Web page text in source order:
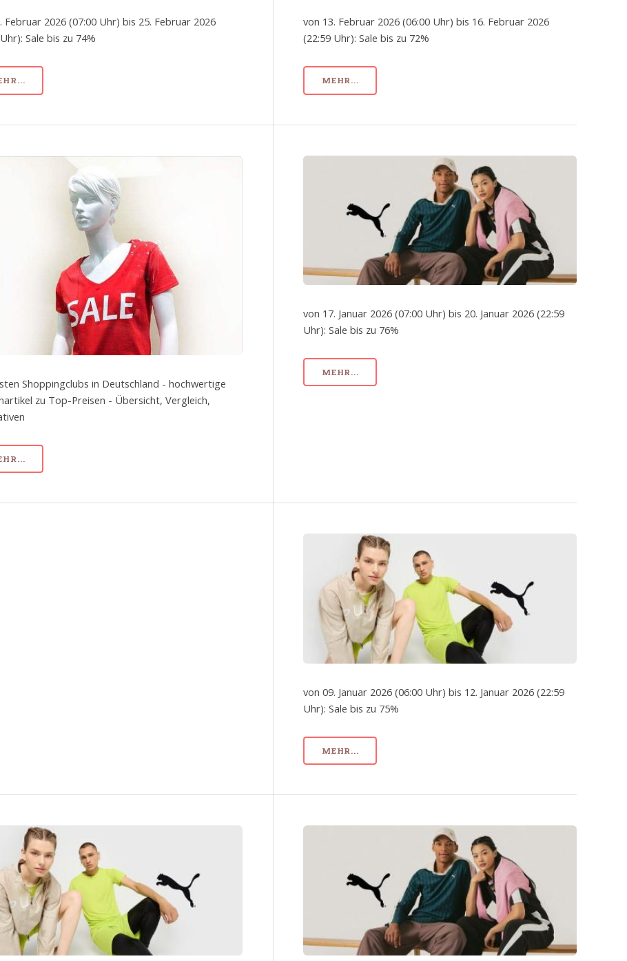
Februar 2026 (07:00 Uhr) bis 25. Februar 2026
Sale bis zu 74%
von 13. Februar 2026 (06:00 Uhr) bis 16. Februar 2026
(22:59 Uhr): Sale bis zu 72%
MEHR...
Shoppingclubs in Deutschland - hochwertige
zu Top-Preisen - Übersicht, Vergleich,
von 17. Januar 2026 (07:00 Uhr) bis 20. Januar 2026 (22:59
Uhr): Sale bis zu 76%
MEHR...
von 09. Januar 2026 (06:00 Uhr) bis 12. Januar 2026 (22:59
Uhr): Sale bis zu 75%
MEHR...